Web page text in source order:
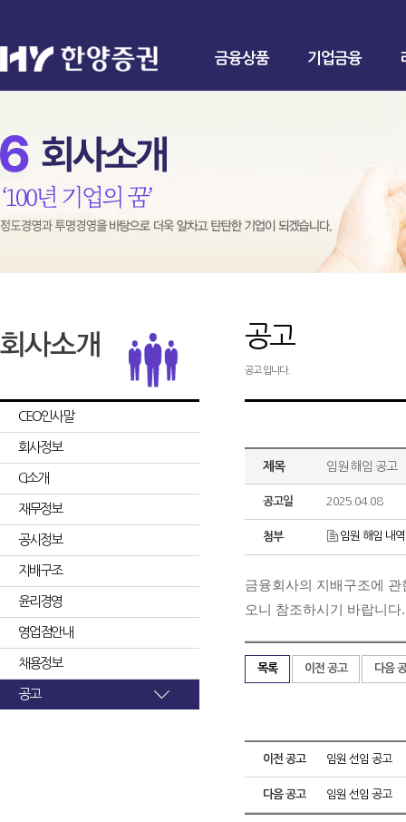
금융상품 기업금융
CEO인사말
회사정보
CI소개
재무정보
공시정보
지배구조
윤리경영
영업점안내
채용정보
공고
공고
공고 입니다.
제목 임원 해임 공고
공고일 2025.04.08
첨부 임원 해임 내
금융회사의 지배구조에
오니 참조하시기 바랍니다.
목록 이전 공고 다음
이전 공고 임원 선임 공고
다음 공고 임원 선임 공고